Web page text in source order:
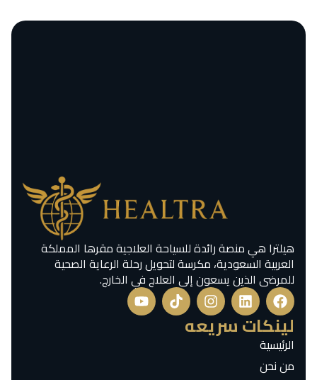
هيلترا هي منصة رائدة للسياحة العلاجية مقرها المملكة
العربية السعودية، مكرسة لتحويل رحلة الرعاية الصحية
للمرضى الذين يسعون إلى العلاج في الخارج.
لينكات سريعه
الرئيسية
من نحن